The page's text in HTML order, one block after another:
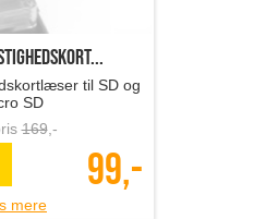
til SD og
SD
169,-
99,-
mere